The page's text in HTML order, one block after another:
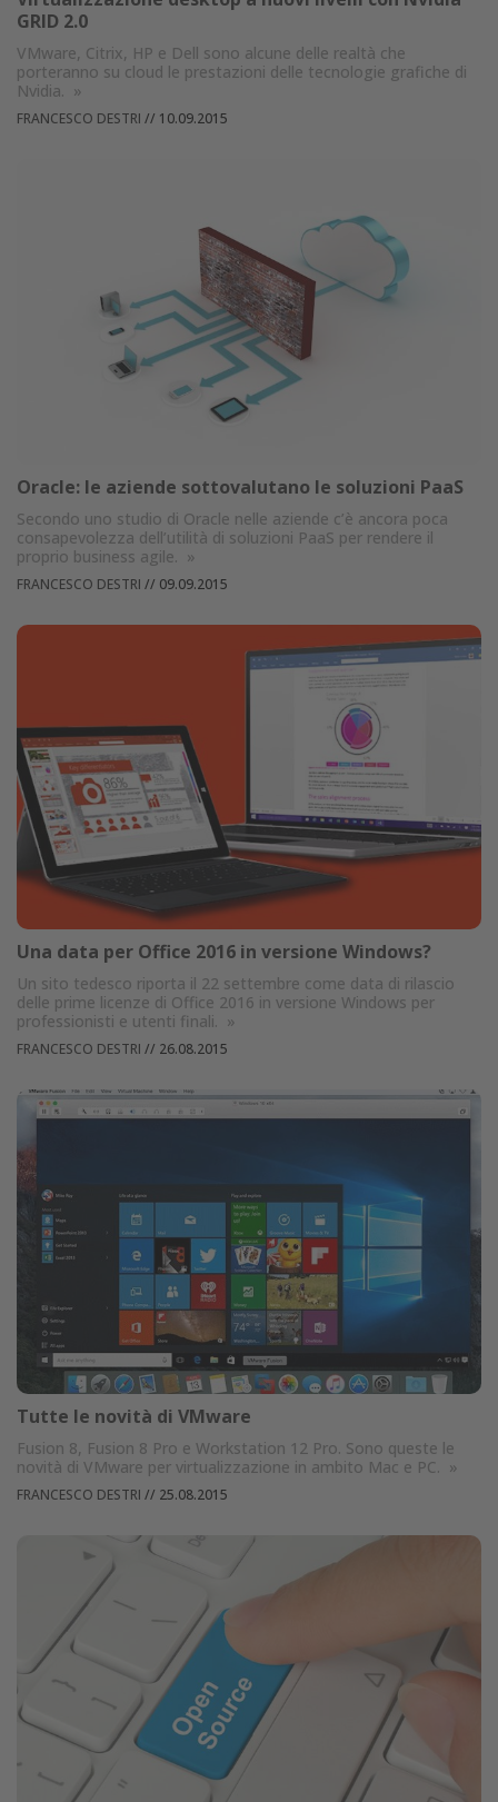
GRID 2.0
VMware, Citrix, HP e Dell sono alcune delle realtà che
porteranno su cloud le prestazioni delle tecnologie grafiche di
Nvidia. »
FRANCESCO DESTRI // 10.09.2015
Oracle: le aziende sottovalutano le soluzioni PaaS
Secondo uno studio di Oracle nelle aziende c’è ancora poca
consapevolezza dell’utilità di soluzioni PaaS per rendere il
proprio business agile. »
FRANCESCO DESTRI // 09.09.2015
Una data per Office 2016 in versione Windows?
Un sito tedesco riporta il 22 settembre come data di rilascio
delle prime licenze di Office 2016 in versione Windows per
professionisti e utenti finali. »
FRANCESCO DESTRI // 26.08.2015
Tutte le novità di VMware
Fusion 8, Fusion 8 Pro e Workstation 12 Pro. Sono queste le
novità di VMware per virtualizzazione in ambito Mac e PC. »
FRANCESCO DESTRI // 25.08.2015